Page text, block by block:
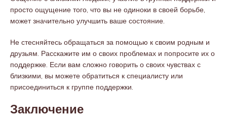
просто ощущение того, что вы не одиноки в своей борьбе,
может значительно улучшить ваше состояние.
Не стесняйтесь обращаться за помощью к своим родным и
друзьям. Расскажите им о своих проблемах и попросите их о
поддержке. Если вам сложно говорить о своих чувствах с
близкими, вы можете обратиться к специалисту или
присоединиться к группе поддержки.
Заключение